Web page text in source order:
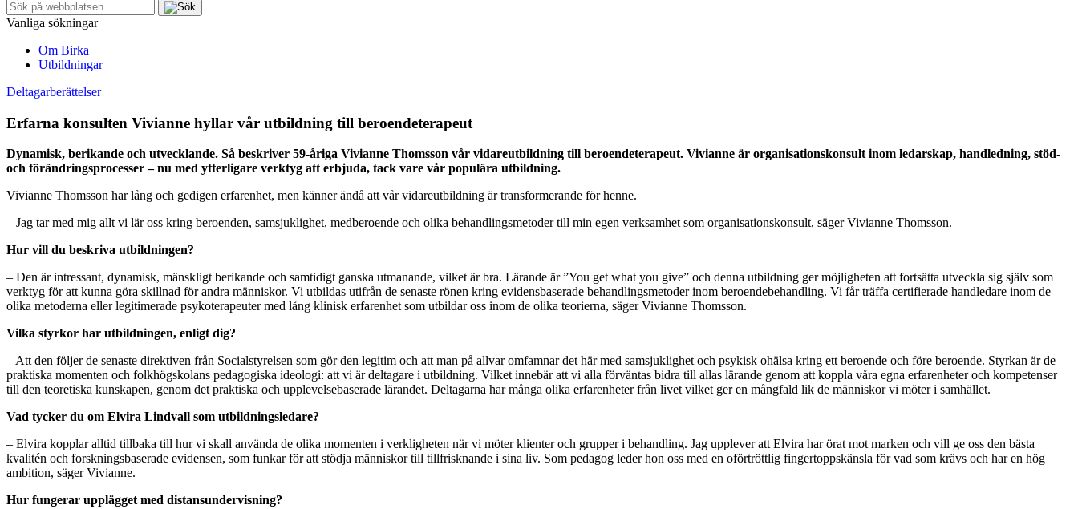
Sök
efter:
Vanliga sökningar
Om Birka
Utbildningar
Deltagarberättelser
Erfarna konsulten Vivianne hyllar vår utbildning till beroendeterapeut
Dynamisk, berikande och utvecklande. Så beskriver 59-åriga Vivianne Thomsson vår vidareutbildning till beroendeterapeut. Vivianne är organisationskonsult inom ledarskap, handledning, stöd-
och förändringsprocesser – nu med ytterligare verktyg att erbjuda, tack vare vår populära utbildning.
Vivianne Thomsson har lång och gedigen erfarenhet, men känner ändå att vår vidareutbildning är transformerande för henne.
– Jag tar med mig allt vi lär oss kring beroenden, samsjuklighet, medberoende och olika behandlingsmetoder till min egen verksamhet som organisationskonsult, säger Vivianne Thomsson.
Hur vill du beskriva utbildningen?
– Den är intressant, dynamisk, mänskligt berikande och samtidigt ganska utmanande, vilket är bra. Lärande är ”You get what you give” och denna utbildning ger möjligheten att fortsätta utveckla sig själv som
verktyg för att kunna göra skillnad för andra människor. Vi utbildas utifrån de senaste rönen kring evidensbaserade behandlingsmetoder inom beroendebehandling. Vi får träffa certifierade handledare inom de
olika metoderna eller legitimerade psykoterapeuter med lång klinisk erfarenhet som utbildar oss inom de olika teorierna, säger Vivianne Thomsson.
Vilka styrkor har utbildningen, enligt dig?
– Att den följer de senaste direktiven från Socialstyrelsen som gör den legitim och att man på allvar omfamnar det här med samsjuklighet och psykisk ohälsa kring ett beroende och före beroende. Styrkan är de
praktiska momenten och folkhögskolans pedagogiska ideologi: att vi är deltagare i utbildning. Vilket innebär att vi alla förväntas bidra till allas lärande genom att koppla våra egna erfarenheter och kompetenser
till den teoretiska kunskapen, genom det praktiska och upplevelsebaserade lärandet. Deltagarna har många olika erfarenheter från livet vilket ger en mångfald lik de människor vi möter i samhället.
Vad tycker du om Elvira Lindvall som utbildningsledare?
– Elvira kopplar alltid tillbaka till hur vi skall använda de olika momenten i verkligheten när vi möter klienter och grupper i behandling. Jag upplever att Elvira har örat mot marken och vill ge oss den bästa
kvalitén och forskningsbaserade evidensen, som funkar för att stödja människor till tillfrisknande i sina liv. Som pedagog leder hon oss med en oförtröttlig fingertoppskänsla för vad som krävs och har en hög
ambition, säger Vivianne.
Hur fungerar upplägget med distansundervisning?